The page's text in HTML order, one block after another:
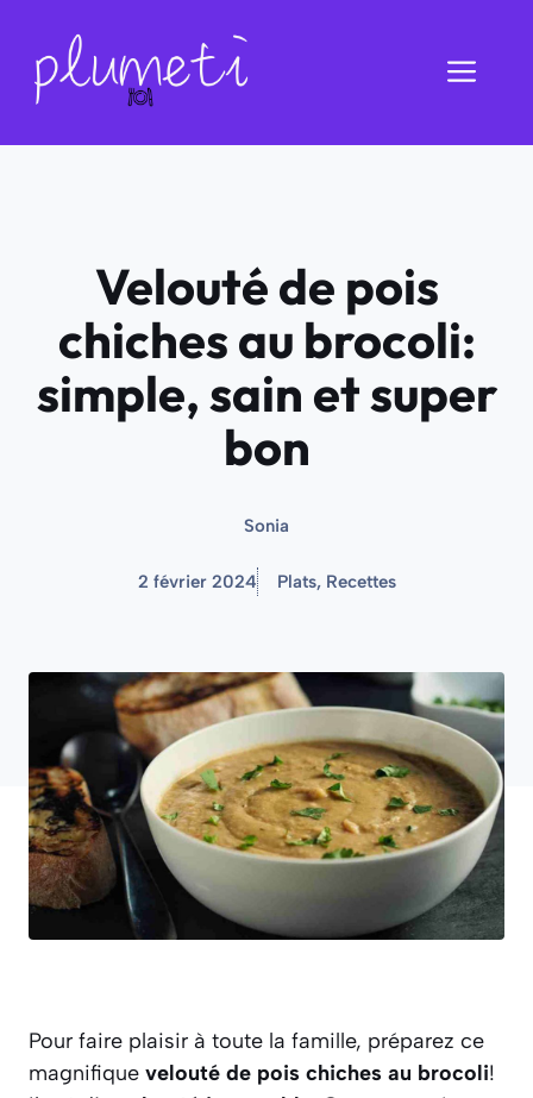
contenu
Velouté de pois
chiches au brocoli:
simple, sain et super
bon
Sonia
2 février 2024 Plats, Recettes
Pour faire plaisir à toute la famille, préparez ce
magnifique velouté de pois chiches au brocoli!